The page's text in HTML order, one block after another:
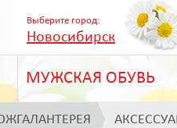
Выберите город:
Новосибирск
МУЖСКАЯ ОБУВЬ